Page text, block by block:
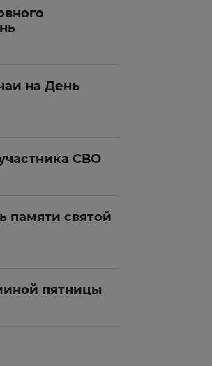
на День
СВО
памяти святой
пятницы